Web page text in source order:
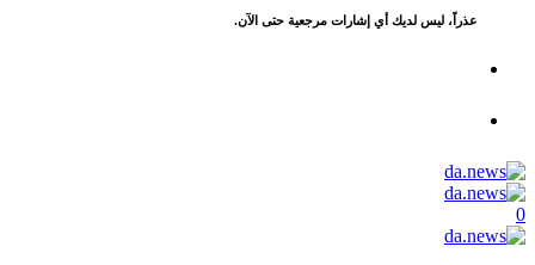
عذراً، ليس لديك أي إشارات مرجعية حتى الآن.
0